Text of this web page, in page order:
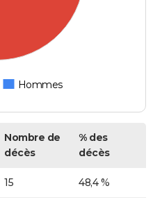
Hommes
Nombre de
décès
% des
décès
15 48,4 %